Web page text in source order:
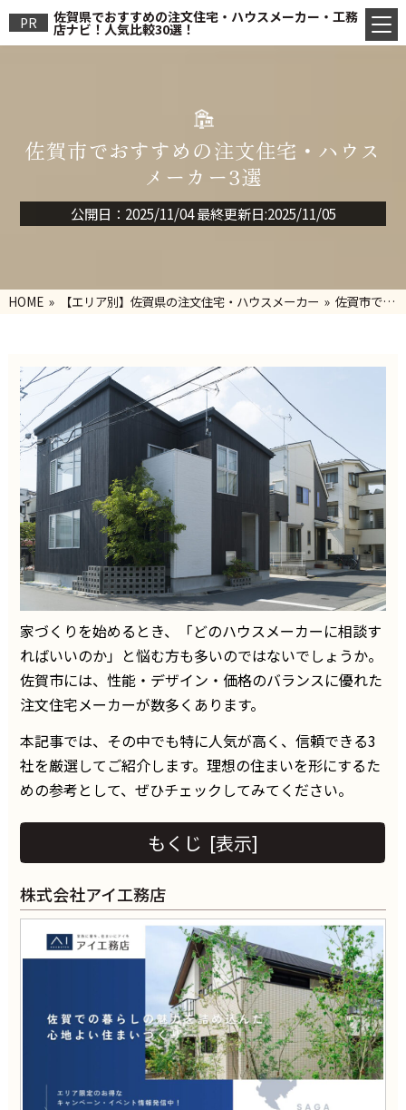
PR 佐賀県でおすすめの注文住宅・ハウスメーカー・工務
店ナビ！人気比較30選！
佐賀市でおすすめの注文住宅・ハウス
メーカー3選
公開日：2025/11/04 最終更新日:2025/11/05
HOME» 【エリア別】佐賀県の注文住宅・ハウスメーカー » 佐賀市でお
家づくりを始めるとき、「どのハウスメーカーに相談す
ればいいのか」と悩む方も多いのではないでしょうか。
佐賀市には、性能・デザイン・価格のバランスに優れた
注文住宅メーカーが数多くあります。
本記事では、その中でも特に人気が高く、信頼できる3
社を厳選してご紹介します。理想の住まいを形にするた
めの参考として、ぜひチェックしてみてください。
もくじ [表示]
株式会社アイ工務店